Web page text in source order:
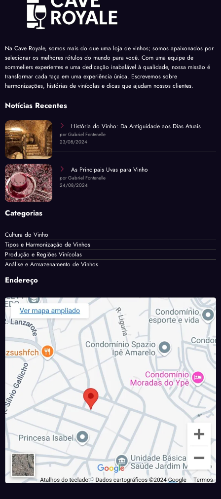
Na Cave Royale, somos mais do que uma loja de vinhos; somos apaixonados por
selecionar os melhores rótulos do mundo para você. Com uma equipe de
sommeliers experientes e uma dedicação inabalável à qualidade, nossa missão é
transformar cada taça em uma experiência única. Escrevemos sobre
harmonizações, histórias de vinícolas e dicas que ajudam nossos clientes.
Notícias Recentes
História do Vinho: Da Antiguidade aos Dias Atuais
por Gabriel Fontenelle
23/08/2024
As Principais Uvas para Vinho
por Gabriel Fontenelle
24/08/2024
Categorias
Cultura do Vinho
Tipos e Harmonização de Vinhos
Produção e Regiões Vinícolas
Análise e Armazenamento de Vinhos
Endereço